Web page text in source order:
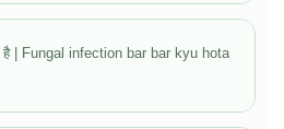
है | Fungal infection bar bar kyu hota